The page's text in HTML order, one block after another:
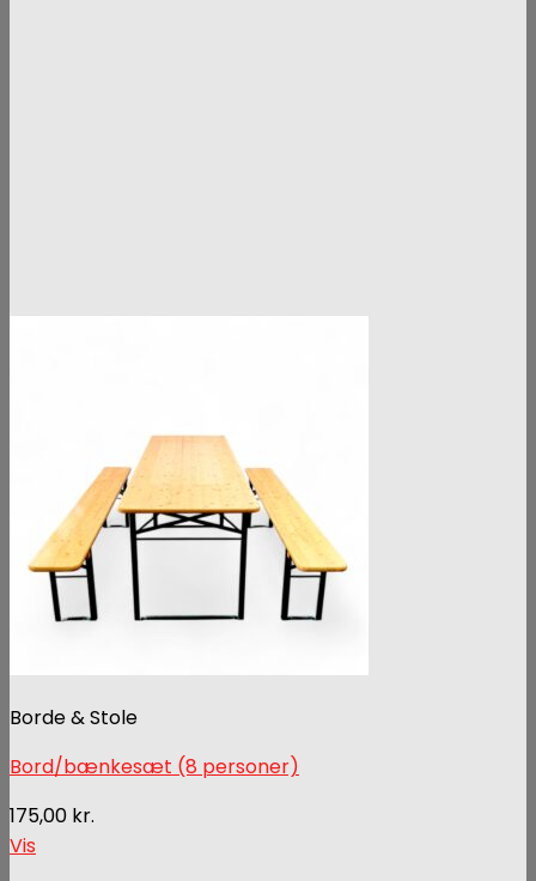
Borde & Stole
Bord/bænkesæt (8 personer)
175,00 kr.
Vis